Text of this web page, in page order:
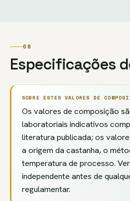
08
Especificações
SOBRE ESTES VALORES DE
Os valores de composição
laboratoriais indicativos
literatura publicada; os
a origem da castanha, o
temperatura de processo.
independente antes de
regulamentar.